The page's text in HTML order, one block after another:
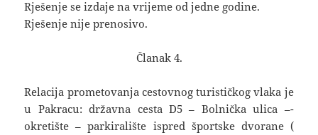
Rješenje se izdaje na vrijeme od jedne godine.
Rješenje nije prenosivo.
Članak 4.
Relacija prometovanja cestovnog turističkog vlaka je
u Pakracu: državna cesta D5 – Bolnička ulica –-
okretište – parkiralište ispred športske dvorane (